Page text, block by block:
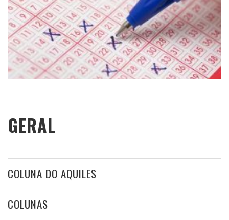
GERAL
COLUNA DO AQUILES
COLUNAS